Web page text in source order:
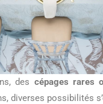
des cépages rares
diverses possibilités